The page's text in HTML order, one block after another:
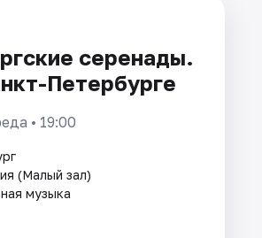
серенады.
Петербурге
• 19:00
(Малый зал)
музыка